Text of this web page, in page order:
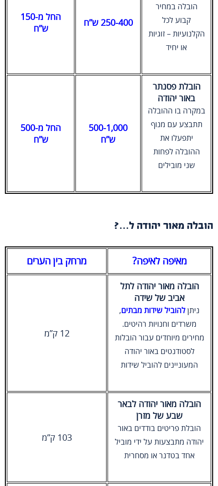
הובלה במחיר
קבוע לכל
הקלנועיות – זוגיות
או יחיד
250-400 ש”ח
החל מ-150
ש”ח
הובלת פסנתר
באור יהודה
במקרה בו ההובלה
תתבצע עם מנוף
יתפעלו את
ההובלה לפחות
שני מובילים
500-1,000
ש”ח
החל מ-500
ש”ח
הובלה מאור יהודה ל…?
מאיפה לאיפה? מרחק בין הערים
הובלה מאור יהודה לתל
אביב של שידה
ניתןלהוביל שידות מבתים,
משרדים וחנויות רהיטים.
מחירים מיוחדים עבור הובלות
לסטודנטים באור יהודה
המעוניינים להוביל שידות
12 ק”מ
הובלה מאור יהודה לבאר
שבע של מזרן
הובלת פריטים בודדים באור
יהודה מתבצעות על ידי מוביל
אחד בטדנר או מסחרית
103 ק”מ